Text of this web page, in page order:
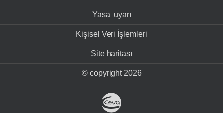
Yasal uyarı
Kişisel Veri İşlemleri
Site haritası
© copyright 2026